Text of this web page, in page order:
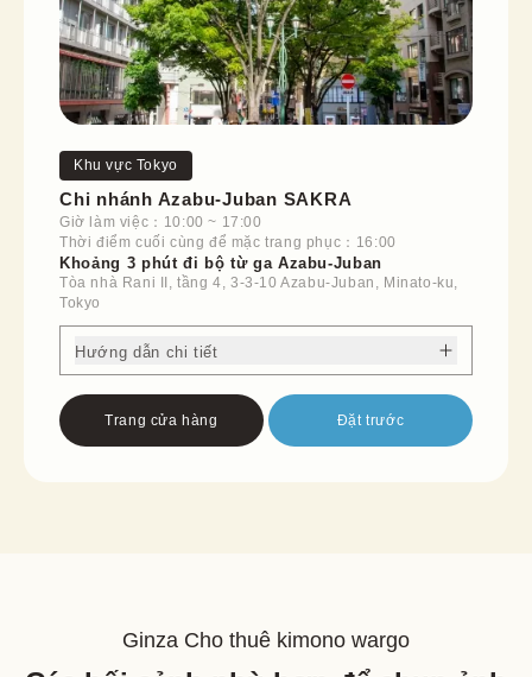
Khu vực Tokyo
Chi nhánh Azabu-Juban SAKRA
Giờ làm việc：10:00 ~ 17:00
Thời điểm cuối cùng để mặc trang phục：16:00
Khoảng 3 phút đi bộ từ ga Azabu-Juban
Tòa nhà Rani II, tầng 4, 3-3-10 Azabu-Juban, Minato-ku,
Tokyo
Hướng dẫn chi tiết
Trang cửa hàng Đặt trước
Ginza Cho thuê kimono wargo